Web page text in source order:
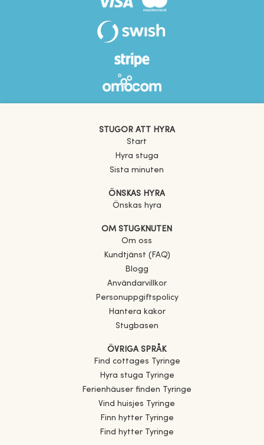
STUGOR ATT HYRA
Start
Hyra stuga
Sista minuten
ÖNSKAS HYRA
Önskas hyra
OM STUGKNUTEN
Om oss
Kundtjänst (FAQ)
Blogg
Användarvillkor
Personuppgiftspolicy
Hantera kakor
Stugbasen
ÖVRIGA SPRÅK
Find cottages Tyringe
Hyra stuga Tyringe
Ferienhäuser finden Tyringe
Vind huisjes Tyringe
Finn hytter Tyringe
Find hytter Tyringe